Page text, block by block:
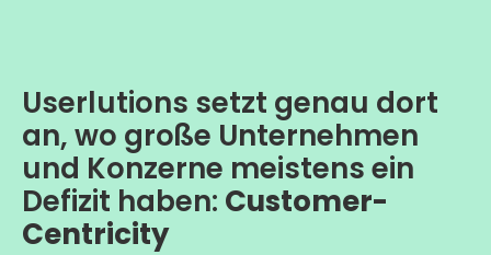
Userlutions setzt genau dort
an, wo große Unternehmen
und Konzerne meistens ein
Defizit haben: Customer-
Centricity